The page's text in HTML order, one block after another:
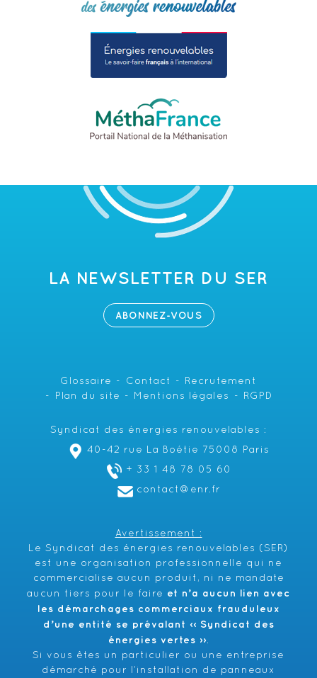
LA NEWSLETTER DU SER
ABONNEZ-VOUS
Glossaire Contact
Recrutement
Plan du site
Mentions légales RGPD
Syndicat des énergies renouvelables :
40-42 rue La Boétie 75008 Paris
+ 33 1 48 78 05 60
contact@enr.fr
Avertissement :
Le Syndicat des énergies renouvelables (SER)
est une organisation professionnelle qui ne
commercialise aucun produit, ni ne mandate
aucun tiers pour le faire et n’a aucun lien avec
les démarchages commerciaux frauduleux
d’une entité se prévalant ‹‹ Syndicat des
énergies vertes ››.
Si vous êtes un particulier ou une entreprise
démarché pour l’installation de panneaux